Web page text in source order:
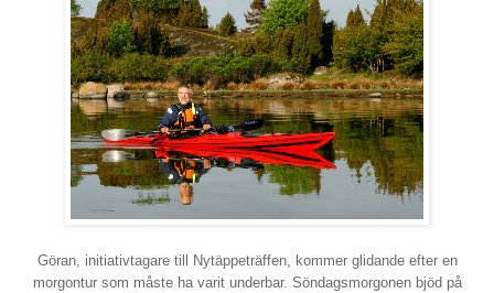
Göran, initiativtagare till Nytäppeträffen, kommer glidande efter en
morgontur som måste ha varit underbar. Söndagsmorgonen bjöd på